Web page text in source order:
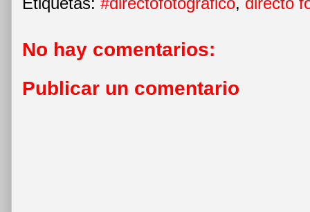
No hay comentarios:
Publicar un comentario